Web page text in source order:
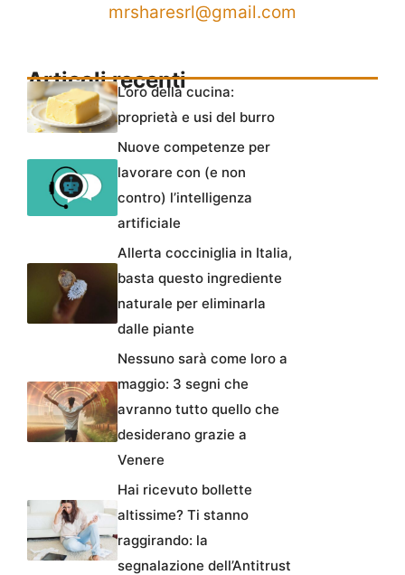
mrsharesrl@gmail.com
Articoli recenti
L’oro della cucina:
proprietà e usi del burro
Nuove competenze per
lavorare con (e non
contro) l’intelligenza
artificiale
Allerta cocciniglia in Italia,
basta questo ingrediente
naturale per eliminarla
dalle piante
Nessuno sarà come loro a
maggio: 3 segni che
avranno tutto quello che
desiderano grazie a
Venere
Hai ricevuto bollette
altissime? Ti stanno
raggirando: la
segnalazione dell’Antitrust